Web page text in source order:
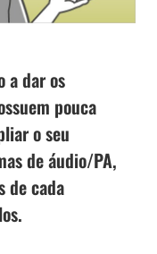
a dar os
pouca
o seu
de áudio/PA,
de cada